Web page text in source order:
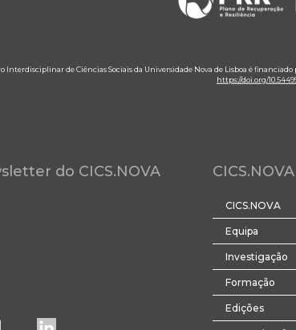
Interdisciplinar de Ciências Sociais da Universidade Nova de Lisboa é
https://doi.org/
do CICS.NOVA CICS.NOVA
CICS.NOVA
Equipa
Investigação
Formação
Edições